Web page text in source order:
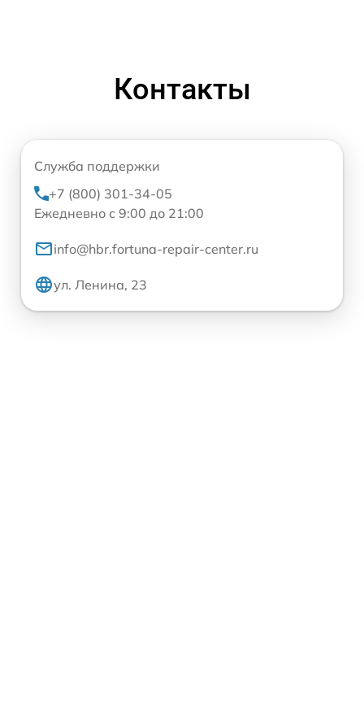
Контакты
Служба поддержки
+7 (800) 301-34-05
Ежедневно с 9:00 до 21:00
info@hbr.fortuna-repair-center.ru
ул. Ленина, 23